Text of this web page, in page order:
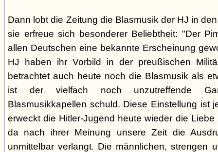
Dann lobt die Zeitung die Blasmusik der HJ in
sie erfreue sich besonderer Beliebtheit: "Der
allen Deutschen eine bekannte Erscheinung
HJ haben ihr Vorbild in der preußischen
betrachtet auch heute noch die Blasmusik als
ist der vielfach noch unzutreffende
Blasmusikkapellen schuld. Diese Einstellung ist
erweckt die Hitler-Jugend heute wieder die
da nach ihrer Meinung unsere Zeit die
unmittelbar verlangt. Die männlichen, strengen